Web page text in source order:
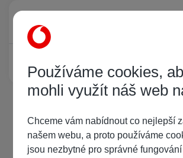
Právě prohlíží tuto stránku
Žádný registrovaný uživatel si neprohlíží tuto
Používáme cookies,
mohli využít náš web
Chceme vám nabídnout co nejlepší
našem webu, a proto používáme
jsou nezbytné pro správné